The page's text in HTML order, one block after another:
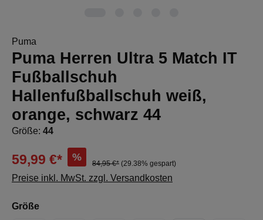
Puma
Puma Herren Ultra 5 Match IT
Fußballschuh
Hallenfußballschuh weiß,
orange, schwarz 44
Größe: 44
59,99 €* %
84,95 €* (29.38% gespart)
Preise inkl. MwSt. zzgl. Versandkosten
Größeauswählen